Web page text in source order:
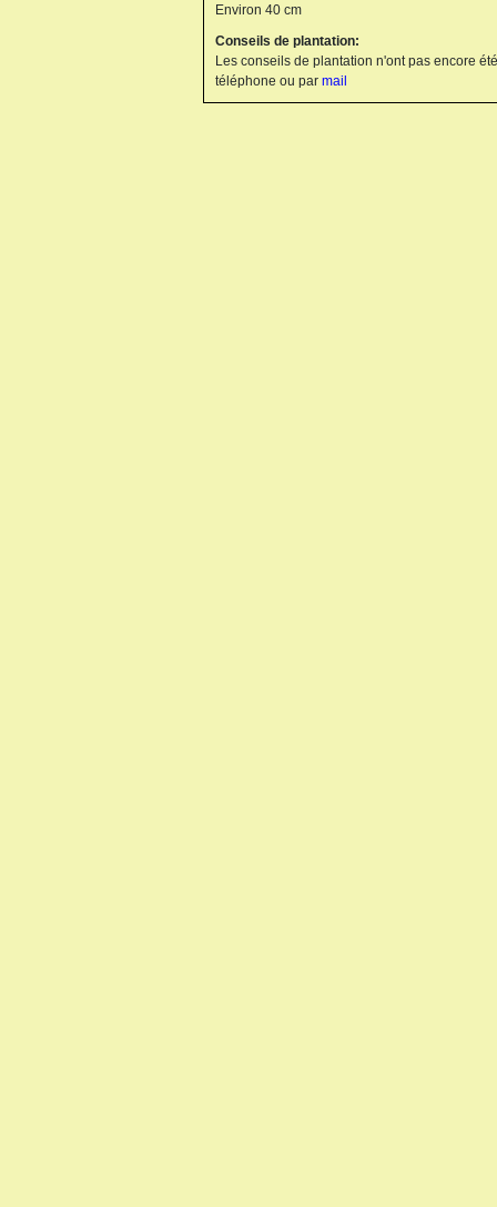
Environ 40 cm
Conseils de plantation:
Les conseils de plantation n'ont pas encore
téléphone ou par mail